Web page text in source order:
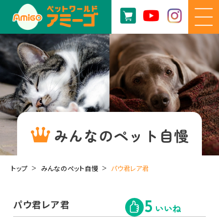
みんなのペット自慢
トップ みんなのペット自慢 パウ君レア君
パウ君レア君 5 いいね